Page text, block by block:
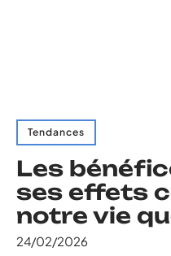
Tendances
Les
ses effets
notre vie
24/02/2026